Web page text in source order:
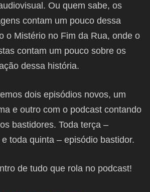
Ou quem sabe, os
contam um pouco dessa
o Mistério no Fim da Rua, onde o
contam um pouco sobre os
dessa história.
dois episódios novos, um
e outro com o podcast contando
bastidores. Toda terça –
toda quinta – episódio bastidor.
de tudo que rola no podcast!